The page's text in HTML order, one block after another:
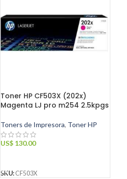
Toner HP CF503X (202x)
Magenta LJ pro m254 2.5kpgs
Toners de Impresora, Toner HP
US$ 130.00
SKU: CF503X